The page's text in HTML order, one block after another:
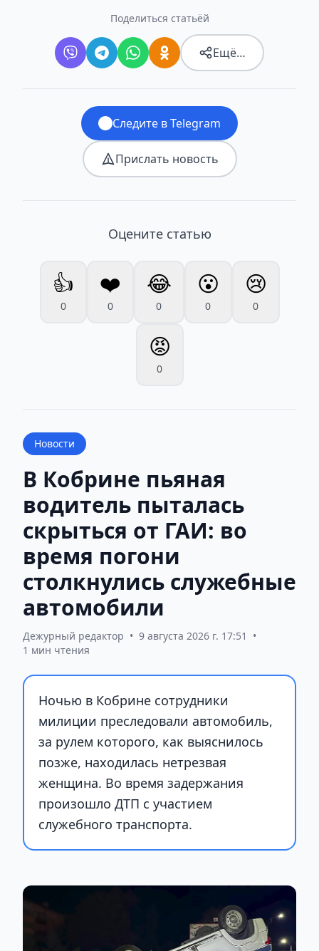
Поделиться статьёй
Ещё…
Следите в Telegram
Прислать новость
Оцените статью
👍
0
❤️
0
😂
0
😮
0
😢
0
😡
0
Новости
В Кобрине пьяная
водитель пыталась
скрыться от ГАИ: во
время погони
столкнулись служебные
автомобили
Дежурный редактор • 9 августа 2026 г. 17:51
•
1 мин чтения
Ночью в Кобрине сотрудники
милиции преследовали автомобиль,
за рулем которого, как выяснилось
позже, находилась нетрезвая
женщина. Во время задержания
произошло ДТП с участием
служебного транспорта.